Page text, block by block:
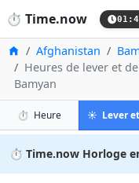
⏱️ Time.now
Accueil
Afghanistan
Heures de lever et
Bamyan
⏱️ Heureà Bamyan
☀️
⏱️ Time.now Horloge